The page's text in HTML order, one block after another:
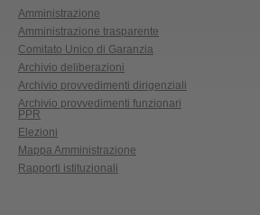
Amministrazione
Amministrazione trasparente
Comitato Unico di Garanzia
Archivio deliberazioni
Archivio provvedimenti dirigenziali
Archivio provvedimenti funzionari
PPR
Elezioni
Mappa Amministrazione
Rapporti istituzionali